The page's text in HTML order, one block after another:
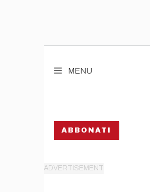
MENU
ABBONATI